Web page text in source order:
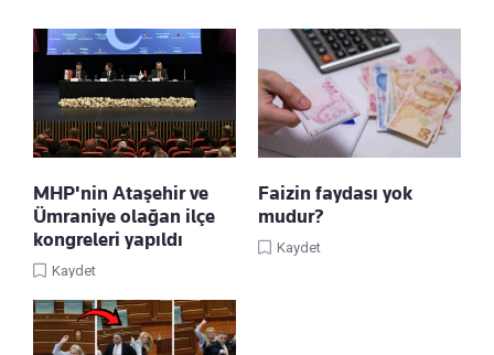
MHP'nin Ataşehir ve
Ümraniye olağan ilçe
kongreleri yapıldı
Kaydet
Faizin faydası yok
mudur?
Kaydet